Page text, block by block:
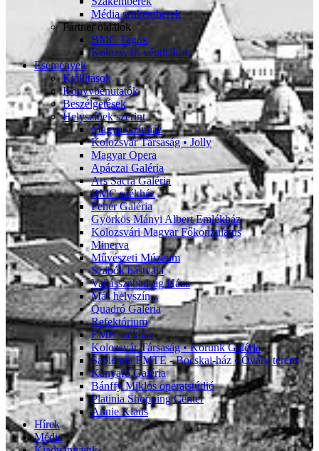
Média szakemberek
Partner oldalok
BMC Tagok
Kolozsvári véndiákok
Események
Kiállítások
Könyvbenutatók
Beszélgetések
Helyszínek szerint
Magyar színház
Kolozsvár Társaság • Jolly
Magyar Opera
Apáczai Galéria
Ars Sacra Galéria
BMC székház
Fehér Galéria
Györkös Mányi Albert Emlékház
Kolozsvári Magyar Főkonzulátus
Minerva
Művészeti Múzeum
Szabók bástyája
Vallásszabadság Háza
Más helyszín...
Quadró Galéria
Refektórium
EME székház
Kolozsvár Társaság • Korunk Galéria
Sapientia EMTE - Bocskai-ház • Óváry terem
Kányafő Galéria
Bánffy Miklós operatstúdió
Platinia Shopping Center
Annie Klaus
Hírek
Média